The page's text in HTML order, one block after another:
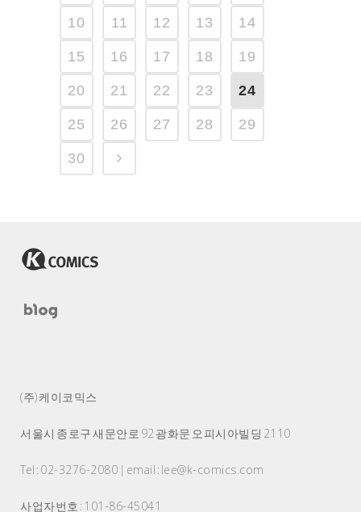
10 11 12 13 14
15 16 17 18 19
20 21 22 23 24
25 26 27 28 29
30
(주) 케이코믹스
서울시 종로구 새문안로 92 광화문 오피시아빌딩 2110
Tel : 02-3276-2080 | email : lee@k-comics.com
사업자번호 : 101-86-45041